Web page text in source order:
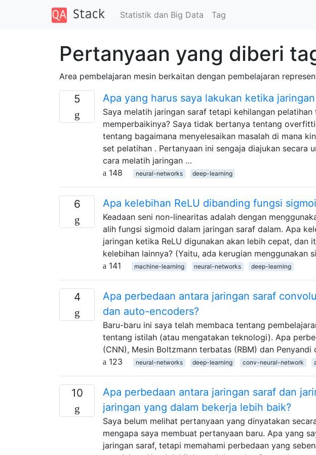
Statistik dan Big Data Tag
Pertanyaan yang diberi
Area pembelajaran mesin berkaitan dengan pembelajaran
5 Apa yang harus saya lakukan ketika
Saya melatih jaringan saraf tetapi kehilangan
memperbaikinya? Saya tidak bertanya tentang
tentang bagaimana menyelesaikan masalah di mana
set pelatihan . Pertanyaan ini sengaja diajukan secara
cara melatih jaringan …
148
neural-networks deep-learning
6 Apa kelebihan ReLU dibanding fungsi
Keadaan seni non-linearitas adalah dengan
alih fungsi sigmoid dalam jaringan saraf dalam. Apa
jaringan ketika ReLU digunakan akan lebih cepat, dan
kelebihan lainnya? (Yaitu, ada kerugian menggunakan
141
machine-learning neural-networks deep-learning
4
Apa perbedaan antara jaringan saraf
dan auto-encoders?
Baru-baru ini saya telah membaca tentang
tentang istilah (atau mengatakan teknologi). Apa
(CNN), Mesin Boltzmann terbatas (RBM) dan Penyandi
123
neural-networks deep-learning conv-neural-network
10
Apa perbedaan antara jaringan saraf dan
jaringan yang dalam bekerja lebih baik?
Saya belum melihat pertanyaan yang dinyatakan
mengapa saya membuat pertanyaan baru. Apa yang
jaringan saraf, tetapi memahami perbedaan yang